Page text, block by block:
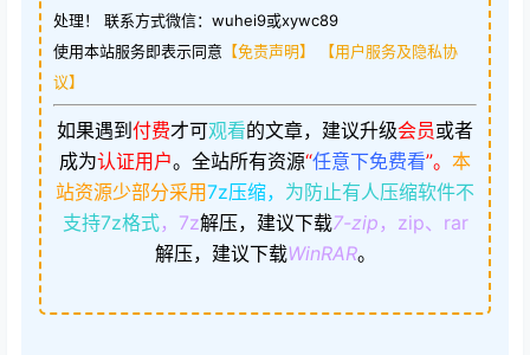
处理！ 联系方式微信：wuhei9或xywc89
使用本站服务即表示同意 【免责声明】
【用户服务及隐私协
议】
如果遇到付费才可观看的文章，建议升级会员或者
成为认证用户。 全站所有资源“任意下免费看”。 本
站资源少部分采用7z压缩， 为防止有人压缩软件不
支持7z格式，7z解压，建议下载7-zip ，zip、rar
解压，建议下载WinRAR。